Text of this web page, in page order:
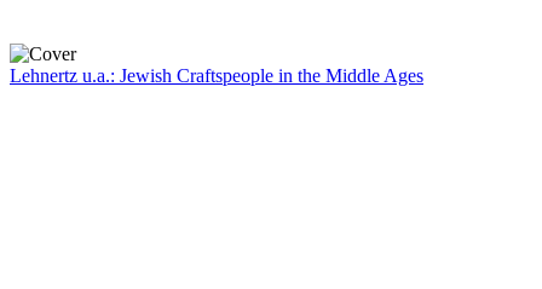
Lehnertz u.a.: Jewish Craftspeople in the Middle Ages